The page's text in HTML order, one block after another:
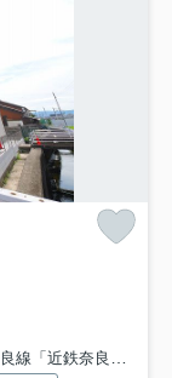
10分 奈良交通「春日中学校」 停歩8分